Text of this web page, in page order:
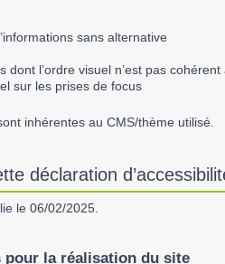
sans alternative
dont l’ordre visuel n’est pas cohérent
sur les prises de focus
inhérentes au CMS/thème utilisé.
déclaration
le 06/02/2025.
pour la réalisation du site